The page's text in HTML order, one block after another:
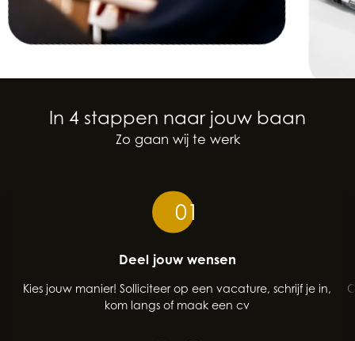
In 4 stappen naar jouw baan
Zo gaan wij te werk
01
Deel jouw wensen
Kies jouw manier! Solliciteer op een vacature, schrijf je in,
kom langs of maak een cv